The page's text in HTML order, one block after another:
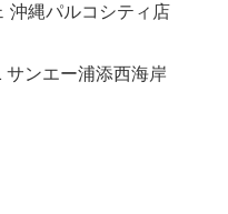
沖縄パルコシティ店
サンエー浦添西海岸